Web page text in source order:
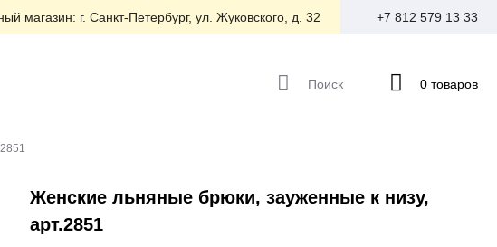
магазин: г. Санкт-Петербург, ул. Жуковского, д. 32 +7 812 579 13 33
Поиск 0 товаров
Женские льняные брюки, зауженные к низу,
арт.2851